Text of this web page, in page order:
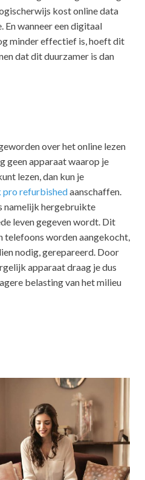
kost online data
En wanneer een digitaal
minder effectief is, hoeft dit
dat dit duurzamer is dan
over het online lezen
geen apparaat waarop je
lezen, dan kun je
pro refurbishedaanschaffen.
namelijk hergebruikte
leven gegeven wordt. Dit
worden aangekocht,
nodig, gerepareerd. Door
apparaat draag je dus
belasting van het milieu